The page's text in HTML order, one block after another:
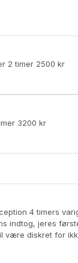
Vielse Parbilleder eller Gruppebilleder 2 timer 2500 kr
Vielse Parbilleder Gruppebilleder 3 timer 3200 kr
fange de mest
indtog, jeres
være diskret for
udvalgt smuk
tidløse og